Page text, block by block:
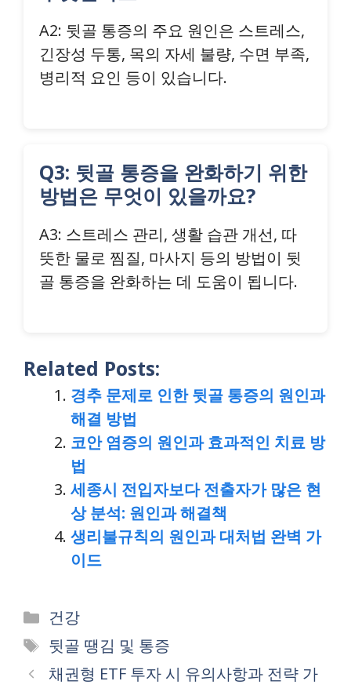
A2: 뒷골 통증의 주요 원인은 스트레스,
긴장성 두통, 목의 자세 불량, 수면 부족,
병리적 요인 등이 있습니다.
Q3: 뒷골 통증을 완화하기 위한
방법은 무엇이 있을까요?
A3: 스트레스 관리, 생활 습관 개선, 따
뜻한 물로 찜질, 마사지 등의 방법이 뒷
골 통증을 완화하는 데 도움이 됩니다.
Related Posts:
경추 문제로 인한 뒷골 통증의 원인과
해결 방법
코안 염증의 원인과 효과적인 치료 방
법
세종시 전입자보다 전출자가 많은 현
상 분석: 원인과 해결책
생리불규칙의 원인과 대처법 완벽 가
이드
Categories
건강
Tags
뒷골 땡김 및 통증
채권형 ETF 투자 시 유의사항과 전략 가